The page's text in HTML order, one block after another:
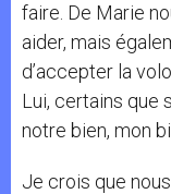
faire. De Marie
aider, mais
d’accepter la
Lui, certains que
notre bien, mon
Je crois que